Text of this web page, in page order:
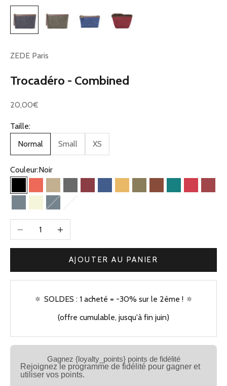
ZEDE Paris
Trocadéro - Combined
Prix de vente
20,00€
Taille:
Normal
Small XS
Couleur:Noir
Noir CorailBeige Kaki
Gris BordeauxBleu Jean
JauneOliveCamelVert Framboise
Bleu Gris
BeigeBleu gris
Diminuer la quantitéAugmenter la quantité
AJOUTER AU PANIER
🔅 SOLDES : 1 acheté = -30% sur le 2ème ! 🔅
(offre cumulable, jusqu'à fin juin)
Gagnez {loyalty_points} points de fidélité
Rejoignez le programme de fidélité pour gagner et
utiliser vos points.